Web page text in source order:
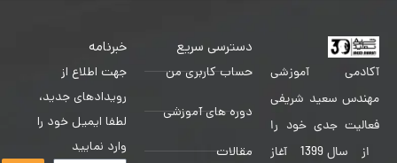
آکادمی آموزشی
مهندس سعید شریفی
فعالیت جدی خود را
از سال 1399 آغاز
دسترسی سریع
حساب کاربری من
دوره های آموزشی
مقالات
خبرنامه
جهت اطلاع از
رویدادهای جدید،
لطفا ایمیل خود را
وارد نمایید